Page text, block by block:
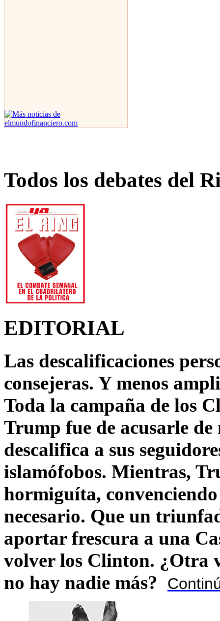
Todos los debates del
EDITORIAL
Las descalificaciones
consejeras. Y menos
Toda la campaña de los
Trump fue de acusarle
descalifica a sus
islamófobos. Mientras,
hormiguíta,
necesario. Que un
aportar frescura a una
volver los Clinton. ¿Otra
no hay nadie más?